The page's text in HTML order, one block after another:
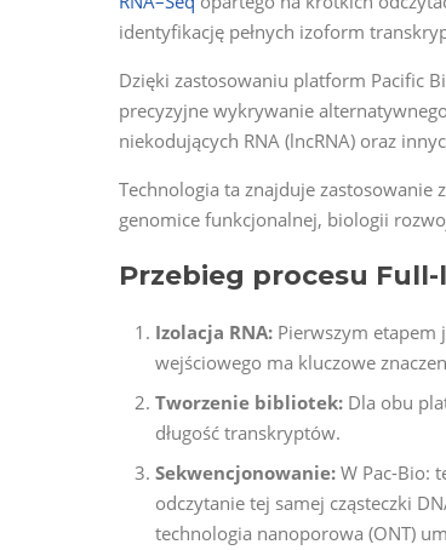
identyfikację pełnych izoform
Dzięki zastosowaniu platform Pacific
precyzyjne wykrywanie
niekodujących RNA (lncRNA) oraz
Technologia ta znajduje
genomice funkcjonalnej, biologii
Przebieg procesu
Izolacja RNA:Pierwszym etapem
wejściowego ma kluczowe
Tworzenie bibliotek:Dla obu
długość transkryptów.
Sekwencjonowanie:W Pac-Bio:
odczytanie tej samej cząsteczki
technologia nanoporowa (ONT)